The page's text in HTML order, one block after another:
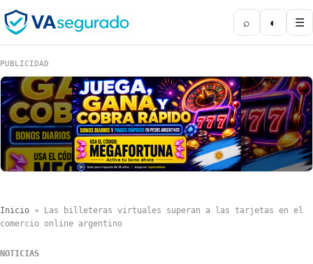
⌕ ◐ ☰
PUBLICIDAD
Inicio »
Las billeteras virtuales superan a las tarjetas en el
comercio online argentino
NOTICIAS